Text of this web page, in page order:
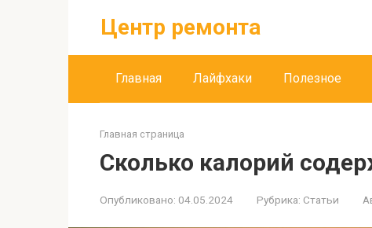
Центр ремонта
Главная Лайфхаки Полезное
Главная страница
Сколько калорий
Опубликовано: 04.05.2024 Рубрика: Статьи